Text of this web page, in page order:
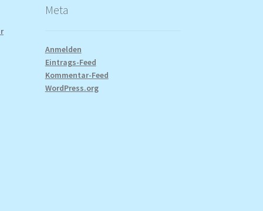
Meta
Anmelden
Eintrags-Feed
Kommentar-Feed
WordPress.org